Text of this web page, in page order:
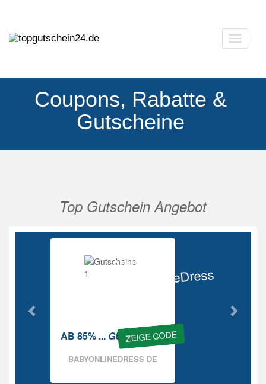
Coupons, Rabatte &
Gutscheine
Top Gutschein Angebot
Ab 85%
BabyOnlineDress
ZEIGE CODE
AB 85% ... GUTSCHEIN
BABYONLINEDRESS DE
Vorherige